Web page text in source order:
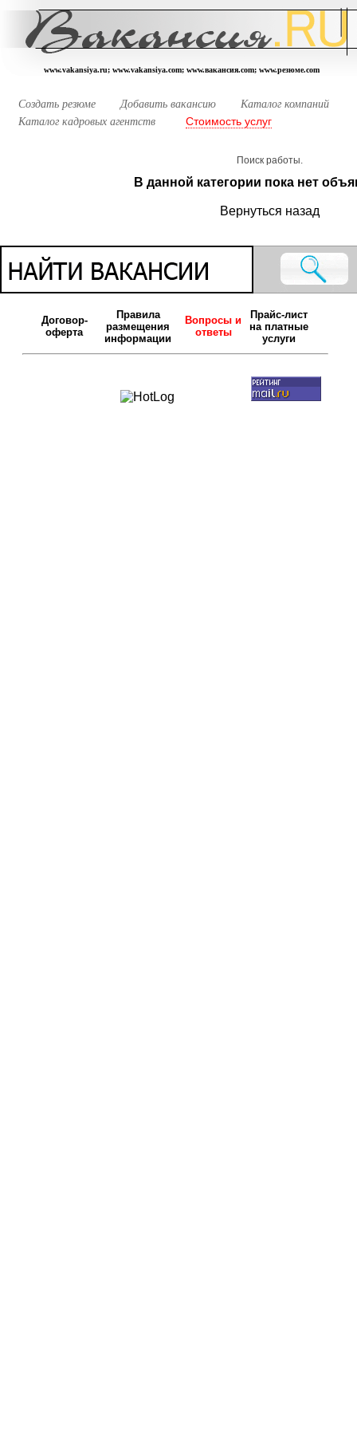
www.vakansiya.ru; www.vakansiya.com; www.вакансия.com; www.резюме.com
Создать резюме Добавить вакансию
Каталог компаний
Каталог кадровых агентств
Стоимость услуг
Поиск работы.
В данной категории пока нет
Вернуться назад
Договор-
оферта
Правила
размещения
информации
Вопросы и
ответы
Прайс-лист
на платные
услуги